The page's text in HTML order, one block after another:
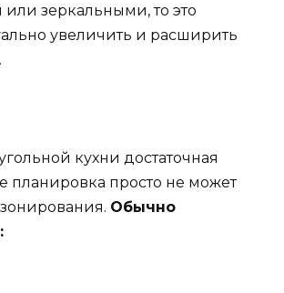
зеркальными, то это
увеличить и расширить
кухни достаточная
планировка просто не может
Обычно